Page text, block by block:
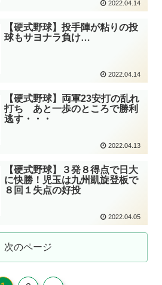
2022.04.14
【硬式野球】投手陣が粘りの投
球もサヨナラ負け…
2022.04.14
【硬式野球】両軍23安打の乱れ
打ち あと一歩のところで勝利
逃す・・・
2022.04.13
【硬式野球】３発８得点で日大
に快勝！児玉は九州凱旋登板で
８回１失点の好投
2022.04.05
次のページ